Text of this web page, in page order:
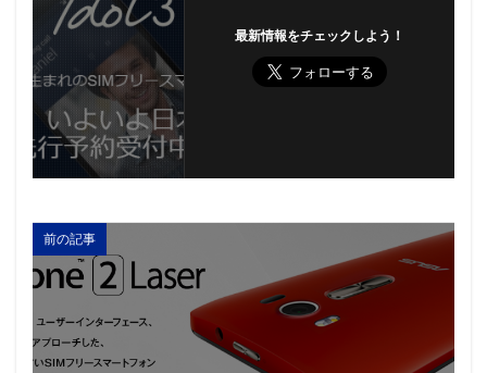
最新情報をチェックしよう！
前の記事